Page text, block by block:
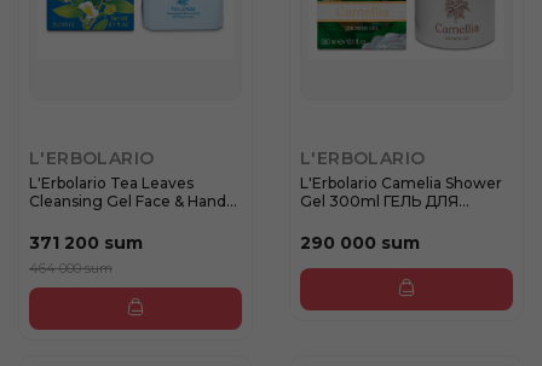
L'ERBOLARIO
L'Erbolario Tea Leaves
Cleansing Gel Face & Hands
371 200 sum
464 000 sum
L'ERBOLARIO
L'Erbolario Camelia Shower
Gel 300ml ГЕЛЬ ДЛЯ
290 000 sum